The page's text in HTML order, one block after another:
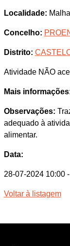
Localidade:
Concelho:
Distrito:
Atividade NÃO
Mais
Observações:
adequado à
alimentar.
Data:
28-07-2024 10:00
Voltar à listagem